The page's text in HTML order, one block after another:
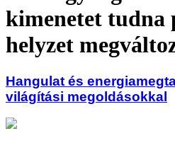
kimenetet tudna
helyzet
Hangulat és
világítási megoldásokkal